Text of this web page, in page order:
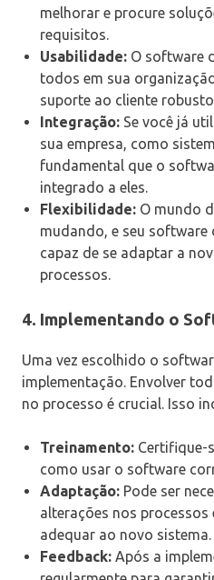
melhorar e procure
requisitos.
Usabilidade: O software
todos em sua
suporte ao cliente robusto
Integração: Se você já
sua empresa, como
fundamental que o
integrado a eles.
Flexibilidade: O mundo
mudando, e seu software
capaz de se adaptar a
processos.
4. Implementando o
Uma vez escolhido o
implementação. Envolver
no processo é crucial. Isso
Treinamento: Certifique-
como usar o software
Adaptação: Pode ser
alterações nos processos
adequar ao novo sistema.
Feedback: Após a